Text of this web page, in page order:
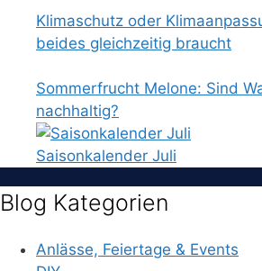
Klimaschutz oder
beides gleichzeitig braucht
Sommerfrucht Melone: Sind
nachhaltig?
Saisonkalender Juli
Blog Kategorien
Anlässe, Feiertage & Events